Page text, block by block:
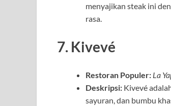
menyajikan steak ini
rasa.
7. Kivevé
Restoran Populer: La
Deskripsi: Kivevé
sayuran, dan bumbu